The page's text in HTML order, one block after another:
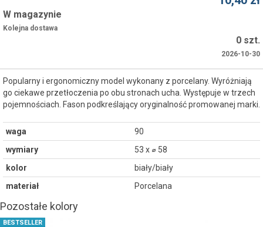
W magazynie
Kolejna dostawa
0 szt.
2026-10-30
Popularny i ergonomiczny model wykonany z porcelany. Wyróżniają
go ciekawe przetłoczenia po obu stronach ucha. Występuje w trzech
pojemnościach. Fason podkreślający oryginalność promowanej marki.
waga
90
wymiary
53 x ⌀ 58
kolor
biały/biały
materiał
Porcelana
Pozostałe kolory
BESTSELLER